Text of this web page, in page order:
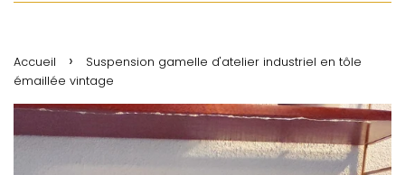
Accueil ›
Suspension gamelle d'atelier industriel en tôle
émaillée vintage